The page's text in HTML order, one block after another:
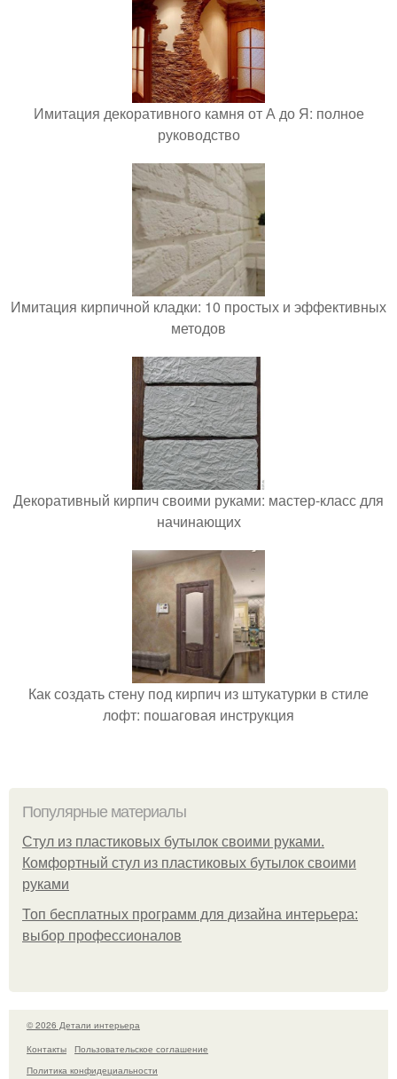
Имитация декоративного камня от А до Я: полное
руководство
Имитация кирпичной кладки: 10 простых и эффективных
методов
Декоративный кирпич своими руками: мастер-класс для
начинающих
Как создать стену под кирпич из штукатурки в стиле
лофт: пошаговая инструкция
Популярные материалы
Стул из пластиковых бутылок своими руками.
Комфортный стул из пластиковых бутылок своими
руками
Топ бесплатных программ для дизайна интерьера:
выбор профессионалов
© 2026 Детали интерьера
Контакты
Пользовательское соглашение
Политика конфидециальности